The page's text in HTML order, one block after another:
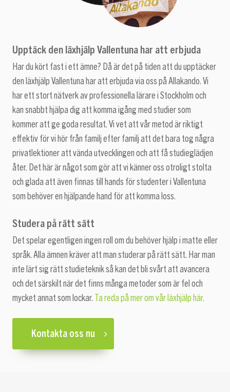
Upptäck den läxhjälp Vallentuna har att erbjuda
Har du kört fast i ett ämne? Då är det på tiden att du upptäcker
den läxhjälp Vallentuna har att erbjuda via oss på Allakando. Vi
har ett stort nätverk av professionella lärare i Stockholm och
kan snabbt hjälpa dig att komma igång med studier som
kommer att ge goda resultat. Vi vet att vår metod är riktigt
effektiv för vi hör från familj efter familj att det bara tog några
privatlektioner att vända utvecklingen och att få studieglädjen
åter. Det här är något som gör att vi känner oss otroligt stolta
och glada att även finnas till hands för studenter i Vallentuna
som behöver en hjälpande hand för att komma loss.
Studera på rätt sätt
Det spelar egentligen ingen roll om du behöver hjälp i matte eller
språk. Alla ämnen kräver att man studerar på rätt sätt. Har man
inte lärt sig rätt studieteknik så kan det bli svårt att avancera
och det särskilt när det finns många metoder som är fel och
mycket annat som lockar.
Ta reda på mer om vår läxhjälp här.
Kontakta oss nu